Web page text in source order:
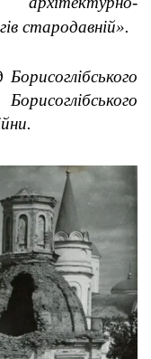
стародавній».
Борисоглібського